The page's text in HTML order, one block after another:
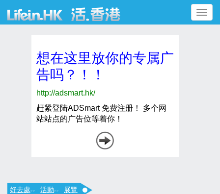
Toggle
navigation
好去處>> 活動>> 展覽